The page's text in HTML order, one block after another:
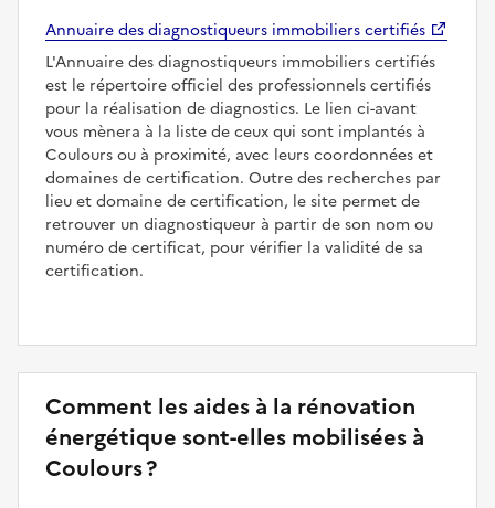
Annuaire des diagnostiqueurs immobiliers certifiés
L'Annuaire des diagnostiqueurs immobiliers certifiés
est le répertoire officiel des professionnels certifiés
pour la réalisation de diagnostics. Le lien ci-avant
vous mènera à la liste de ceux qui sont implantés à
Coulours ou à proximité, avec leurs coordonnées et
domaines de certification. Outre des recherches par
lieu et domaine de certification, le site permet de
retrouver un diagnostiqueur à partir de son nom ou
numéro de certificat, pour vérifier la validité de sa
certification.
Comment les aides à la rénovation
énergétique sont-elles mobilisées à
Coulours ?